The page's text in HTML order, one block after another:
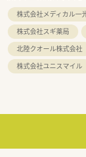
株式会社メディカル一
株式会社スギ薬局
北陸クオール株式会社
株式会社ユニスマイル